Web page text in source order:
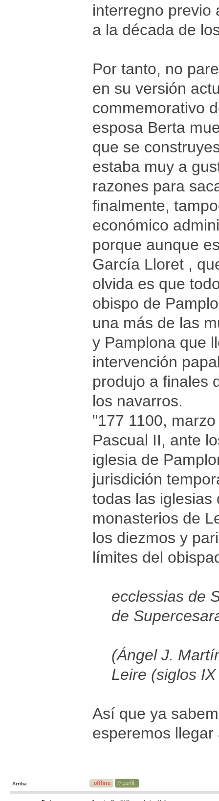
interregno previo
a la década de
Por tanto, no
en su versión
commemorativo
esposa Berta
que se
estaba muy a
razones para
finalmente,
económico
porque aunque
García Lloret ,
olvida es que
obispo de
una más de las
y Pamplona que
intervención
produjo a finales
los navarros.
"177 1100,
Pascual II, ante
iglesia de
jurisdición
todas las iglesias
monasterios de
los diezmos y
límites del
ecclessias de
de
(Ángel J.
Leire (siglos
Así que ya
esperemos
Arriba